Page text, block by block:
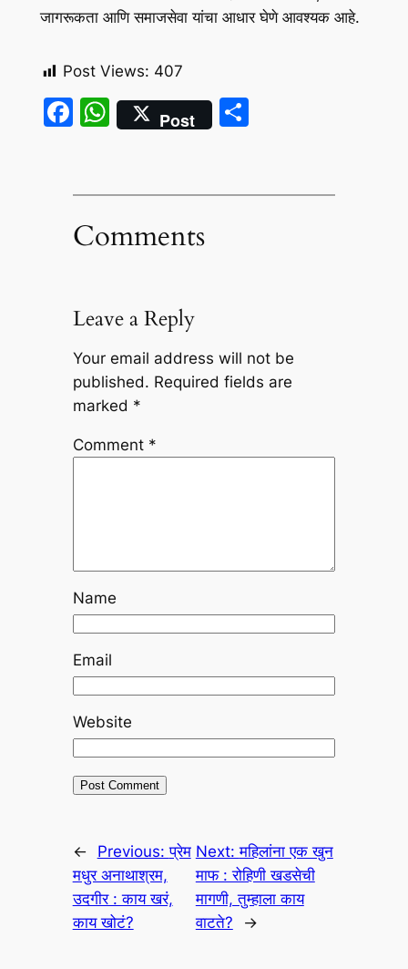
जागरूकता आणि समाजसेवा यांचा आधार घेणे आवश्यक आहे.
Post Views: 407
Facebook
WhatsApp
Post Share
Comments
Leave a Reply
Your email address will not be
published. Required fields are
marked *
Comment *
Name
Email
Website
← Previous:प्रेम
मधुर अनाथाश्रम,
उदगीर : काय खरं,
काय खोटं?
Next:महिलांना एक खुन
माफ : रोहिणी खडसेची
मागणी, तुम्हाला काय
वाटते?
→